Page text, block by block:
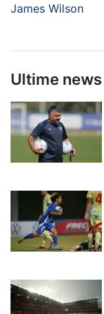
James Wilson
Ultime news